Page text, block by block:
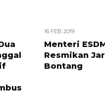
16 FEB 2019
Menteri
Resmikan
Bontang